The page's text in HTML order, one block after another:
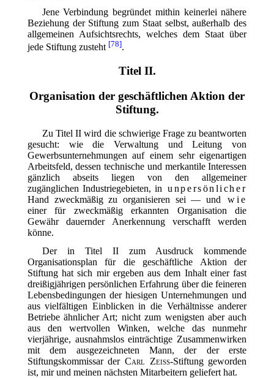
Jene Verbindung begründet mithin keinerlei nähere
Beziehung der Stiftung zum Staat selbst, außerhalb des
allgemeinen Aufsichtsrechts, welches dem Staat über
jede Stiftung zusteht [78].
Titel II.
Organisation der geschäftlichen Aktion der
Stiftung.
Zu Titel II wird die schwierige Frage zu beantworten
gesucht: wie die Verwaltung und Leitung von
Gewerbsunternehmungen auf einem sehr eigenartigen
Arbeitsfeld, dessen technische und merkantile Interessen
gänzlich abseits liegen von den allgemeiner
zugänglichen Industriegebieten, in
unpersönlicher
Hand zweckmäßig zu organisieren sei — und
wie
einer für zweckmäßig erkannten Organisation die
Gewähr dauernder Anerkennung verschafft werden
könne.
Der in Titel II zum Ausdruck kommende
Organisationsplan für die geschäftliche Aktion der
Stiftung hat sich mir ergeben aus dem Inhalt einer fast
dreißigjährigen persönlichen Erfahrung über die feineren
Lebensbedingungen der hiesigen Unternehmungen und
aus vielfältigen Einblicken in die Verhältnisse anderer
Betriebe ähnlicher Art; nicht zum wenigsten aber auch
aus den wertvollen Winken, welche das nunmehr
vierjährige, ausnahmslos einträchtige Zusammenwirken
mit dem ausgezeichneten Mann, der der erste
Stiftungskommissar der Carl Zeiss-Stiftung geworden
ist, mir und meinen nächsten Mitarbeitern geliefert hat.